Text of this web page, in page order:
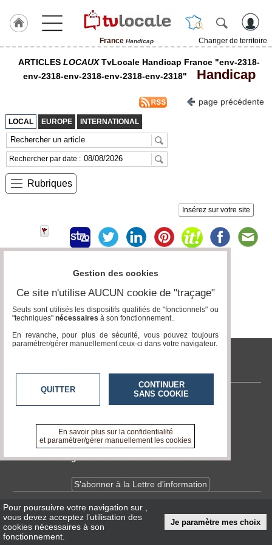
France Handicap
Changer de territoire
J'adhère
Hulcoq
France
Accueil
RUBRIQUES
Agenda
Blogs
Prémium
Inscription
annuaire
ARTICLES LOCAUXTvLocale Handicap France "env-2318-
env-2318-env-2318-env-2318-env-2318"
Handicap
page précédente
LOCAL EUROPE INTERNATIONAL
Rechercher par date :
Rubriques
Insérez sur votre site
Page 0 / 0
tvlocale.fr
Contactez-nous
A propos de tvlocale.fr
Devenir délégué
S'abonner à la Lettre d'information
InfosCNIL/RGPD
Conditions Générales d'Utilisation
Pour poursuivre votre navigation sur
vous devez acceptez l’utilisation des
cookies nécessaires à son
fonctionnement.
Je paramètre mes choix
Gestion des cookies
Ce site n'utilise AUCUN cookie de "traçage"
Seuls sont utilisés les dispositifs qualifiés de "fonctionnels" ou
"techniques" nécessaires à son fonctionnement..
En revanche, pour plus de sécurité, vous pouvez toujours
paramétrer/gérer manuellement ceux-ci dans votre navigateur.
QUITTER
CONTINUER
SANS COOKIE
En savoir plus sur la confidentialité
et paramétrer/gérer manuellement les cookies